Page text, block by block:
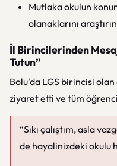
Mutlaka okulun
olanaklarını
İl Birincilerinden
Tutun”
Bolu'da LGS birincisi
ziyaret etti ve tüm
“Sıkı çalıştım, asla
de hayalinizdeki okulu